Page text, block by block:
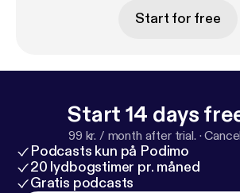
-------------------------------- Este capítulo así como
https://
info@gorkacorres.com ---------------------------------
Recuerda que puedes escuchar la
en mi canal de YouTube aquí:https://
MP3oOQc?feature=shared
Start for free
Start 14 days
99 kr. / month after trial. ·
Podcasts kun på Podimo
20 lydbogstimer pr. måned
Gratis podcasts